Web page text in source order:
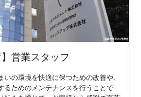
】営業スタッフ
いの環境を快適に保つための改善や、
るためのメンテナンスを行うことで